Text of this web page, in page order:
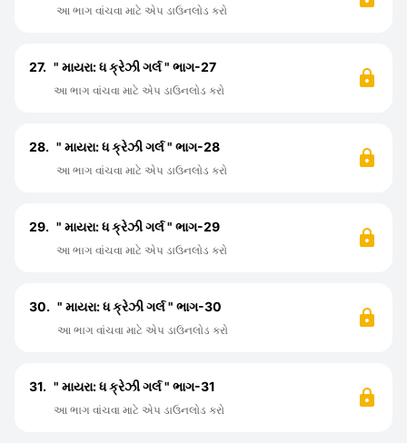
આ ભાગ વાંચવા માટે એપ ડાઉનલોડ કરો
27. " માયરા: ધ ક્રેઝી ગર્લ " ભાગ-27
આ ભાગ વાંચવા માટે એપ ડાઉનલોડ કરો
28. " માયરા: ધ ક્રેઝી ગર્લ " ભાગ-28
આ ભાગ વાંચવા માટે એપ ડાઉનલોડ કરો
29. " માયરા: ધ ક્રેઝી ગર્લ " ભાગ-29
આ ભાગ વાંચવા માટે એપ ડાઉનલોડ કરો
30. " માયરા: ધ ક્રેઝી ગર્લ " ભાગ-30
આ ભાગ વાંચવા માટે એપ ડાઉનલોડ કરો
31. " માયરા: ધ ક્રેઝી ગર્લ " ભાગ-31
આ ભાગ વાંચવા માટે એપ ડાઉનલોડ કરો